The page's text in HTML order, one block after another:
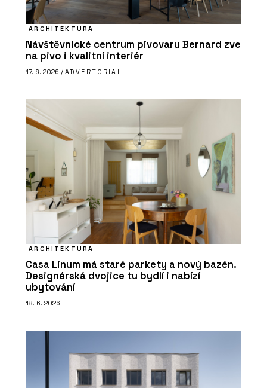
ARCHITEKTURA
Návštěvnické centrum pivovaru Bernard zve
na pivo i kvalitní interiér
17. 6. 2026 / ADVERTORIAL
ARCHITEKTURA
Casa Linum má staré parkety a nový bazén.
Designérská dvojice tu bydlí i nabízí
ubytování
18. 6. 2026